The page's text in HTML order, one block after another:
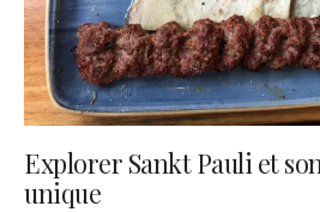
Explorer Sankt Pauli et
unique